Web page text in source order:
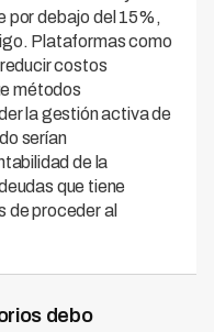
por debajo del 15%,
Plataformas como
costos
métodos
la gestión activa de
serían
de la
que tiene
de proceder al
debo